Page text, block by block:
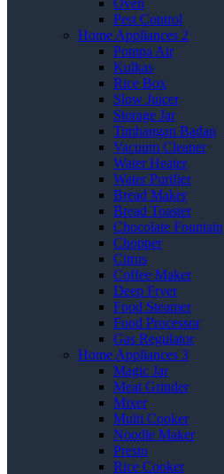
Oven
Pest Control
Home Appliances 2
Pompa Air
Kulkas
Rice Box
Slow Juicer
Storage Jar
Timbangan Badan
Vacuum Cleaner
Water Heater
Water Purifier
Bread Maker
Bread Toaster
Chocolate Fountain
Chopper
Citrus
Coffee Maker
Deep Fryer
Food Steamer
Food Processor
Gas Regulator
Home Appliances 3
Magic Jar
Meat Grinder
Mixer
Multi Cooker
Noodle Maker
Presto
Rice Cooker